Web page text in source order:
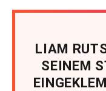
LIAM
SEINEM